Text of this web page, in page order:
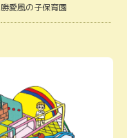
勝愛風の子保育園